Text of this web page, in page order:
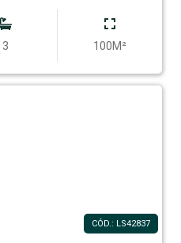
3 100M²
CÓD.: LS42837